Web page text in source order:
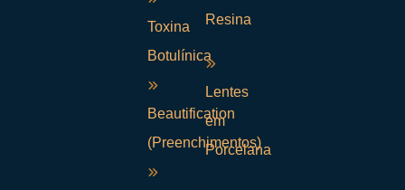
Toxina
Botulínica
Beautification
(Preenchimentos)
Resina
Lentes
em
Porcelana